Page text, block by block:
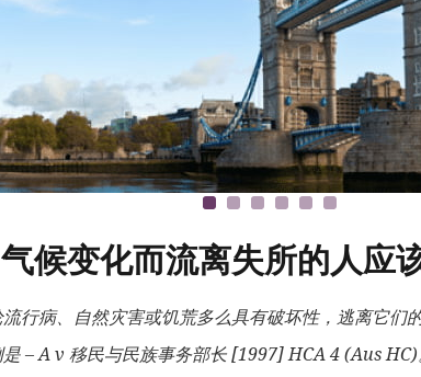
候变化而流离失所的人应
流行病、自然灾害或饥荒多么具有破坏性，逃离它们
–A v 移民与民族事务部长[1997] HCA 4 (Aus HC)